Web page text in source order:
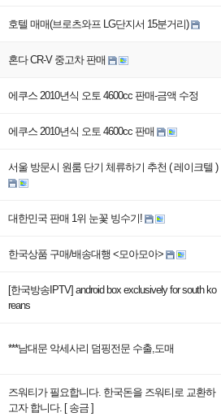
호텔 매매(브로츠와프 LG단지서 15분거리)
혼다 CR-V 중고차 판매
에쿠스 2010년식 오토 4600cc 판매-금액 수정
에쿠스 2010년식 오토 4600cc 판매
서울 방문시 원룸 단기 체류하기 추천 ( 레이크텔 )
대한민국 판매 1위 눈꽃 빙수기!
한국상품 구매/배송대행 <모아모아>
[한국방송IPTV] android box exclusively for south ko
reans
***남대문 악세사리 덤핑전문 수출,도매
즈워티가 필요합니다. 한국돈을 즈워티로 교환하
고자 합니다. [ 송금 ]